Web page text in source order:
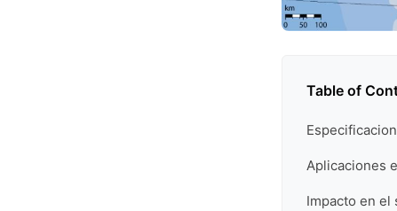
Table of
Aplicaciones
Impacto en el